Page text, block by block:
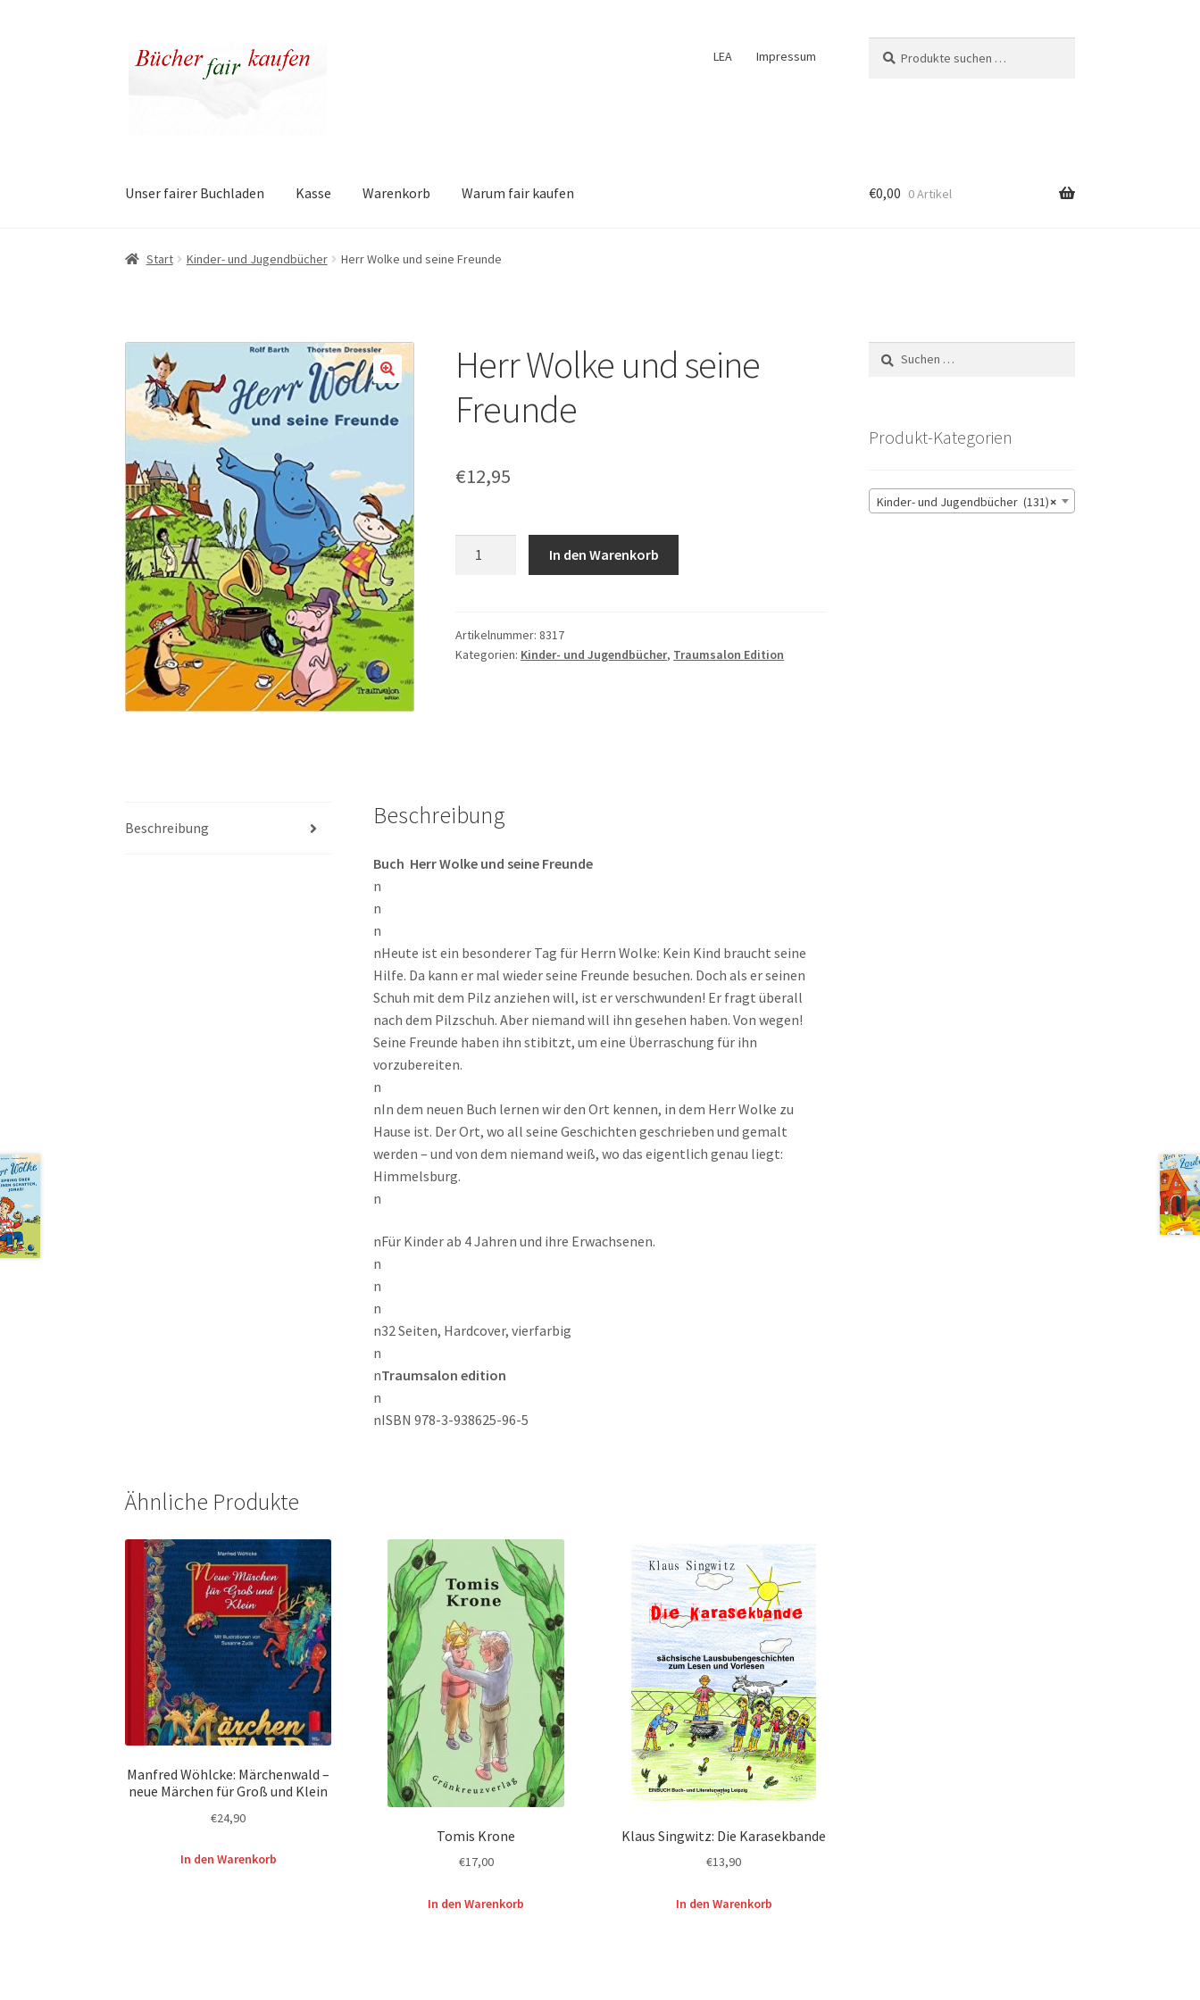
Zur
Navigation
Zum
Inhalt
LEA Impressum
nach:
Unser fairer Buchladen Kasse Warenkorb Warum fair kaufen €0,00 0 Artikel
Start Kinder- und Jugendbücher Herr Wolke und seine Freunde
Herr Wolke und seine
Freunde
€12,95
Freunde
Menge
In den Warenkorb
Artikelnummer: 8317
Kategorien: Kinder- und Jugendbücher, Traumsalon Edition
Beschreibung Beschreibung
Buch Herr Wolke und seine Freunde
n
n
n
nHeute ist ein besonderer Tag für Herrn Wolke: Kein Kind braucht seine
Hilfe. Da kann er mal wieder seine Freunde besuchen. Doch als er seinen
Schuh mit dem Pilz anziehen will, ist er verschwunden! Er fragt überall
nach dem Pilzschuh. Aber niemand will ihn gesehen haben. Von wegen!
Seine Freunde haben ihn stibitzt, um eine Überraschung für ihn
vorzubereiten.
n
nIn dem neuen Buch lernen wir den Ort kennen, in dem Herr Wolke zu
Hause ist. Der Ort, wo all seine Geschichten geschrieben und gemalt
werden – und von dem niemand weiß, wo das eigentlich genau liegt:
Himmelsburg.
n
nFür Kinder ab 4 Jahren und ihre Erwachsenen.
n
n
n
n32 Seiten, Hardcover, vierfarbig
n
nTraumsalon edition
n
nISBN 978-3-938625-96-5
Ähnliche Produkte
Manfred Wöhlcke: Märchenwald –
neue Märchen für Groß und Klein
€24,90
In den Warenkorb
Tomis Krone
€17,00
In den Warenkorb
Klaus Singwitz: Die Karasekbande
€13,90
In den Warenkorb
Suchen
nach:
Produkt-Kategorien
×
Kinder- und Jugendbücher (131)